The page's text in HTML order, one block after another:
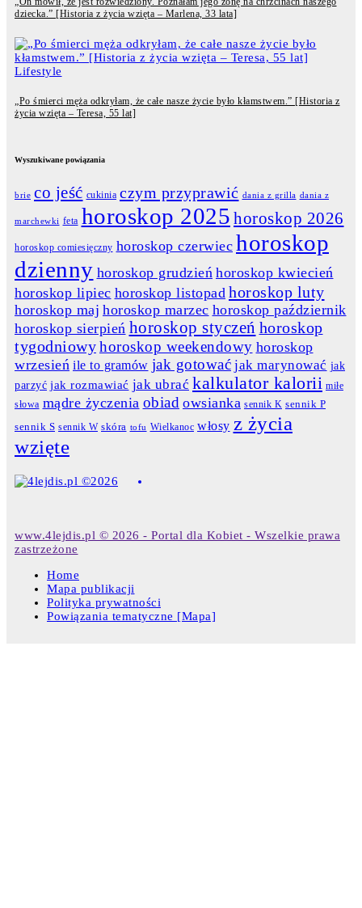
dziecka.” [Historia z życia wzięta – Marlena, 33 lata]
Lifestyle
„Po śmierci męża odkryłam, że całe nasze życie było kłamstwem.” [Historia z
życia wzięta – Teresa, 55 lat]
Wyszukiwane powiązania
brie co jeść cukinia czym przyprawić dania z grilla dania z
marchewki feta horoskop 2025 horoskop 2026
horoskop comiesięczny horoskop czerwiec horoskop
dzienny horoskop grudzień horoskop kwiecień
horoskop lipiec horoskop listopad horoskop luty
horoskop maj horoskop marzec horoskop październik
horoskop sierpień horoskop styczeń horoskop
tygodniowyhoroskop weekendowy horoskop
wrzesień ile to gramów jak gotować jak marynować jak
parzyć jak rozmawiać jak ubrać kalkulator kalorii miłe
słowa mądre życzenia obiad owsianka sennik K sennik P
sennik S sennik W skóra tofu Wielkanoc włosy z życia
wzięte
www.4lejdis.pl © 2026 - Portal dla Kobiet - Wszelkie prawa
zastrzeżone
Home
Mapa publikacji
Polityka prywatności
Powiązania tematyczne [Mapa]